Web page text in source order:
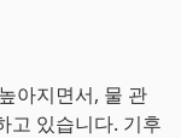
아지면서, 물 관
고 있습니다. 기후